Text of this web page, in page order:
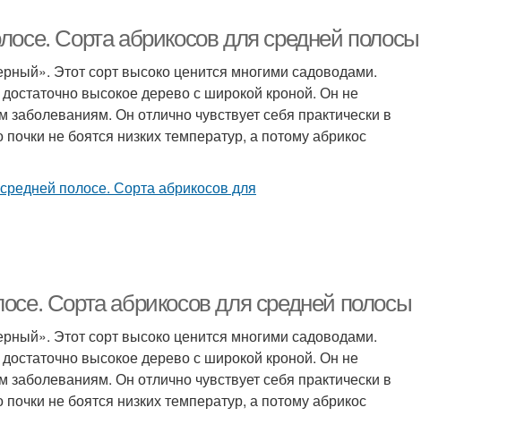
Сорта абрикосов для средней полосы
Этот сорт высоко ценится многими садоводами.
высокое дерево с широкой кроной. Он не
Он отлично чувствует себя практически в
не боятся низких температур, а потому абрикос
Сорта абрикосов для средней полосы
Этот сорт высоко ценится многими садоводами.
высокое дерево с широкой кроной. Он не
Он отлично чувствует себя практически в
не боятся низких температур, а потому абрикос